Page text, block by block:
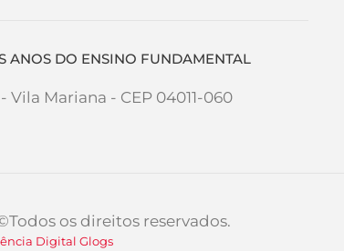
ANOS DO ENSINO FUNDAMENTAL
Vila Mariana - CEP 04011-060
os direitos reservados.
Digital Glogs